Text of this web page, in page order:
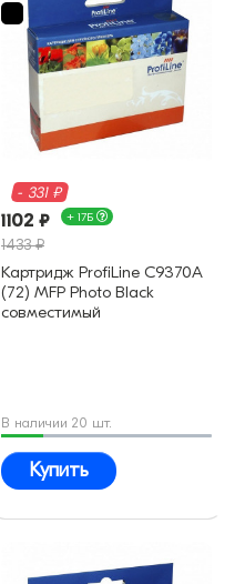
- 331 ₽
1102 ₽ + 17Б
1433 ₽
Картридж ProfiLine C9370A
(72) MFP Photo Black
совместимый
В наличии 20 шт.
Купить